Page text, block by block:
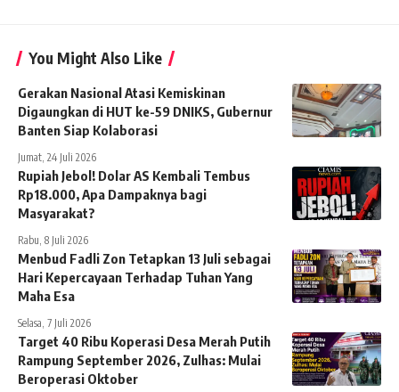
You Might Also Like
Gerakan Nasional Atasi Kemiskinan
Digaungkan di HUT ke-59 DNIKS, Gubernur
Banten Siap Kolaborasi
Jumat, 24 Juli 2026
Rupiah Jebol! Dolar AS Kembali Tembus
Rp18.000, Apa Dampaknya bagi
Masyarakat?
Rabu, 8 Juli 2026
Menbud Fadli Zon Tetapkan 13 Juli sebagai
Hari Kepercayaan Terhadap Tuhan Yang
Maha Esa
Selasa, 7 Juli 2026
Target 40 Ribu Koperasi Desa Merah Putih
Rampung September 2026, Zulhas: Mulai
Beroperasi Oktober